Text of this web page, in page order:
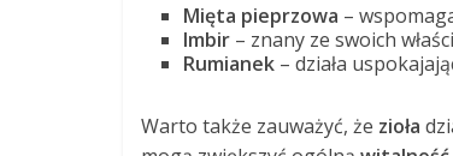
Mięta pieprzowa –
Imbir – znany ze swoich
Rumianek – działa
Warto także zauważyć, że zioła